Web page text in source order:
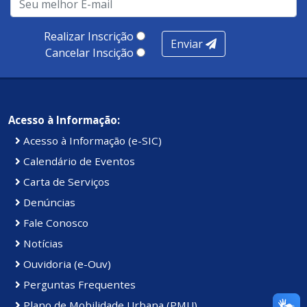
produtividade. Somados, todos as categorias totalizam
Kennedy.Realizar Inscrição
Cancelar Inscição
Enviar
Acesso à Informação:
Acesso à Informação (e-SIC)
Calendário de Eventos
Carta de Serviços
Denúncias
Fale Conosco
Notícias
Ouvidoria (e-Ouv)
Perguntas Frequentes